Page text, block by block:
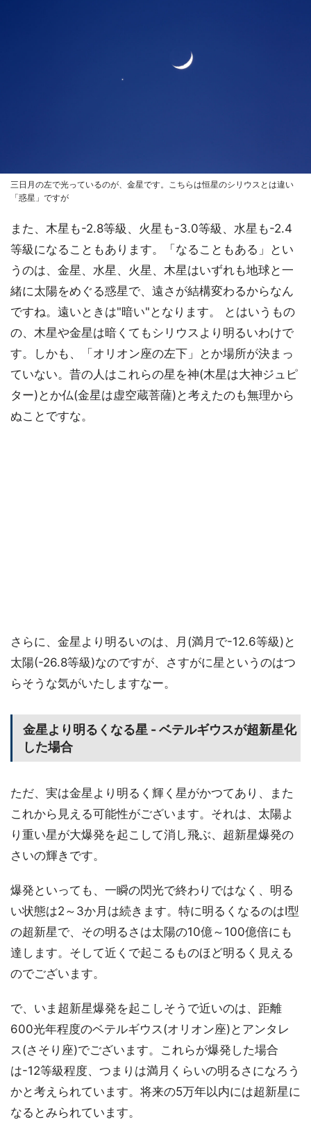
三日月の左で光っているのが、金星です。こちらは恒星のシリウスとは違い
「惑星」ですが
また、木星も-2.8等級、火星も-3.0等級、水星も-2.4
等級になることもあります。「なることもある」とい
うのは、金星、水星、火星、木星はいずれも地球と一
緒に太陽をめぐる惑星で、遠さが結構変わるからなん
ですね。遠いときは"暗い"となります。 とはいうもの
の、木星や金星は暗くてもシリウスより明るいわけで
す。しかも、「オリオン座の左下」とか場所が決まっ
ていない。昔の人はこれらの星を神(木星は大神ジュピ
ター)とか仏(金星は虚空蔵菩薩)と考えたのも無理から
ぬことですな。
さらに、金星より明るいのは、月(満月で-12.6等級)と
太陽(-26.8等級)なのですが、さすがに星というのはつ
らそうな気がいたしますなー。
金星より明るくなる星 - ベテルギウスが超新星化
した場合
ただ、実は金星より明るく輝く星がかつてあり、また
これから見える可能性がございます。それは、太陽よ
り重い星が大爆発を起こして消し飛ぶ、超新星爆発の
さいの輝きです。
爆発といっても、一瞬の閃光で終わりではなく、明る
い状態は2～3か月は続きます。特に明るくなるのはI型
の超新星で、その明るさは太陽の10億～100億倍にも
達します。そして近くで起こるものほど明るく見える
のでございます。
で、いま超新星爆発を起こしそうで近いのは、距離
600光年程度のベテルギウス(オリオン座)とアンタレ
ス(さそり座)でございます。これらが爆発した場合
は-12等級程度、つまりは満月くらいの明るさになろう
かと考えられています。将来の5万年以内には超新星に
なるとみられています。